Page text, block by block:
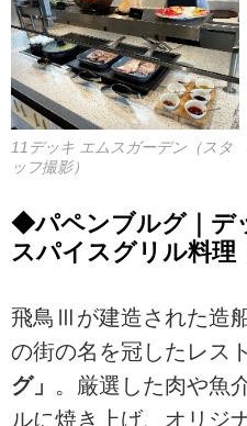
11デッキ エムスガーデン（スタ
ッフ撮影）
◆パペンブルグ｜デ
スパイスグリル料理
飛鳥Ⅲが建造された造
の街の名を冠したレス
グ」 。厳選した肉や魚
ルに焼き上げ、オリジ